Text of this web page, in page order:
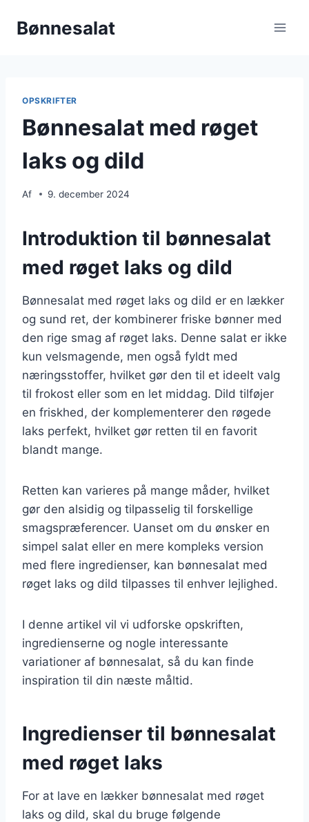
Bønnesalat
OPSKRIFTER
Bønnesalat med røget
laks og dild
Af 9. december 2024
Introduktion til bønnesalat
med røget laks og dild
Bønnesalat med røget laks og dild er en lækker
og sund ret, der kombinerer friske bønner med
den rige smag af røget laks. Denne salat er ikke
kun velsmagende, men også fyldt med
næringsstoffer, hvilket gør den til et ideelt valg
til frokost eller som en let middag. Dild tilføjer
en friskhed, der komplementerer den røgede
laks perfekt, hvilket gør retten til en favorit
blandt mange.
Retten kan varieres på mange måder, hvilket
gør den alsidig og tilpasselig til forskellige
smagspræferencer. Uanset om du ønsker en
simpel salat eller en mere kompleks version
med flere ingredienser, kan bønnesalat med
røget laks og dild tilpasses til enhver lejlighed.
I denne artikel vil vi udforske opskriften,
ingredienserne og nogle interessante
variationer af bønnesalat, så du kan finde
inspiration til din næste måltid.
Ingredienser til bønnesalat
med røget laks
For at lave en lækker bønnesalat med røget
laks og dild, skal du bruge følgende